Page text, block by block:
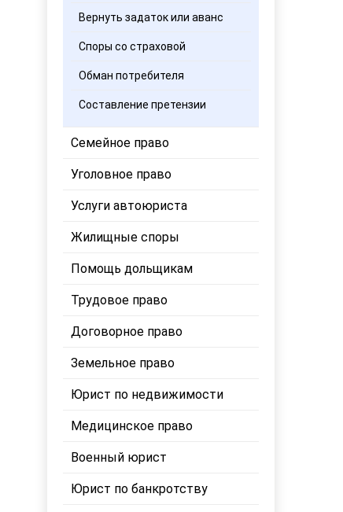
Вернуть задаток или аванс
Споры со страховой
Обман потребителя
Составление претензии
Семейное право
Уголовное право
Услуги автоюриста
Жилищные споры
Помощь дольщикам
Трудовое право
Договорное право
Земельное право
Юрист по недвижимости
Медицинское право
Военный юрист
Юрист по банкротству